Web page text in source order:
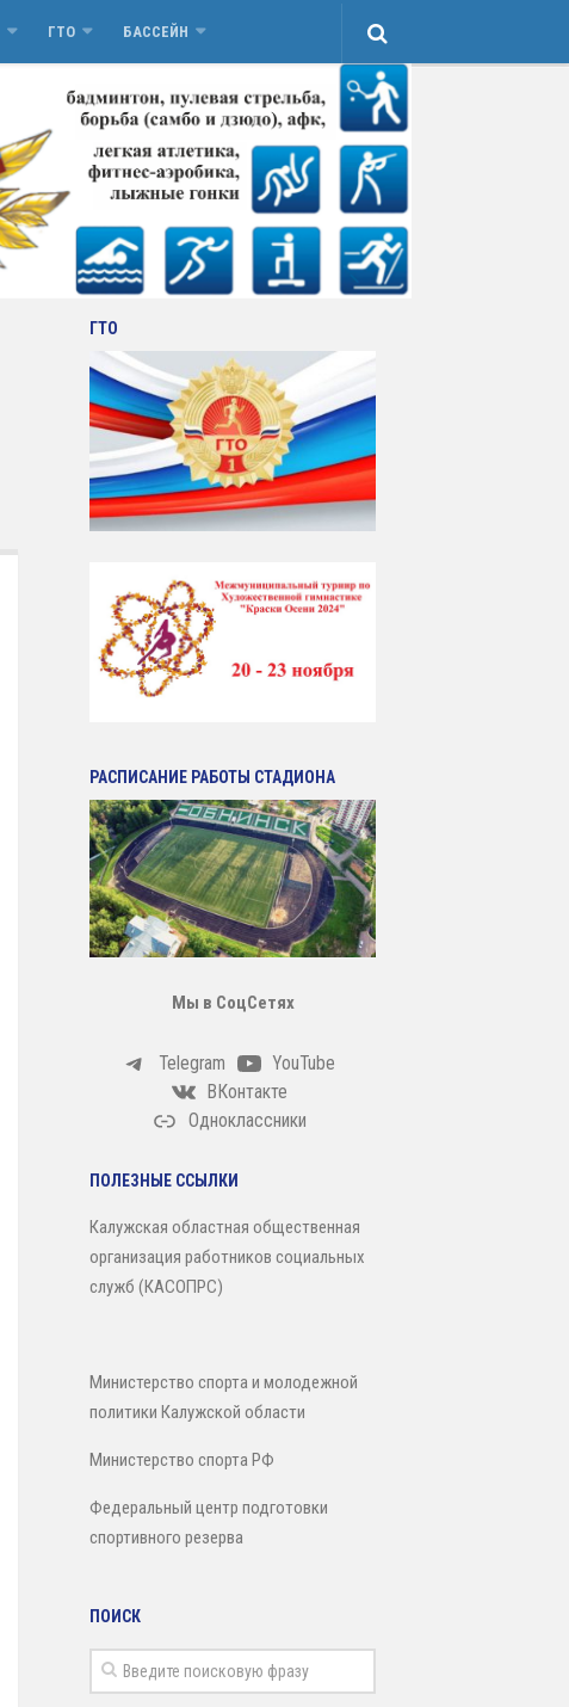
ГТО БАССЕЙН
ГТО
РАСПИСАНИЕ РАБОТЫ СТАДИОНА
Мы в СоцСетях
Telegram
YouTube
ВКонтакте
Одноклассники
ПОЛЕЗНЫЕ ССЫЛКИ
Калужская областная общественная
организация работников социальных
служб (КАСОПРС)
Министерство спорта и молодежной
политики Калужской области
Министерство спорта РФ
Федеральный центр подготовки
спортивного резерва
ПОИСК